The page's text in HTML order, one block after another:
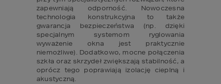
zapewniają odporność. Nowoczesna
technologia konstrukcyjna to także
gwarancja bezpieczeństwa (np. dzięki
specjalnym systemom ryglowania
wyważenie okna jest praktycznie
niemożliwe). Dodatkowo, mocne połączenia
szkła oraz skrzydeł zwiększają stabilność, a
oprócz tego poprawiają izolację cieplną i
akustyczną.